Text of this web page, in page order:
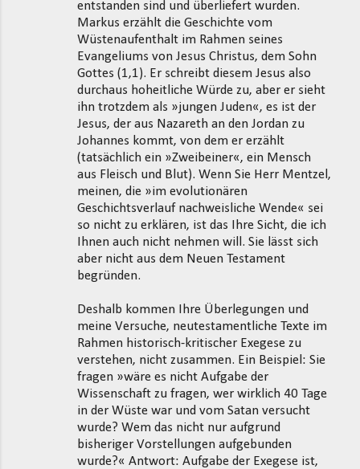
entstanden sind und überliefert wurden.
Markus erzählt die Geschichte vom
Wüstenaufenthalt im Rahmen seines
Evangeliums von Jesus Christus, dem Sohn
Gottes (1,1). Er schreibt diesem Jesus also
durchaus hoheitliche Würde zu, aber er sieht
ihn trotzdem als »jungen Juden«, es ist der
Jesus, der aus Nazareth an den Jordan zu
Johannes kommt, von dem er erzählt
(tatsächlich ein »Zweibeiner«, ein Mensch
aus Fleisch und Blut). Wenn Sie Herr Mentzel,
meinen, die »im evolutionären
Geschichtsverlauf nachweisliche Wende« sei
so nicht zu erklären, ist das Ihre Sicht, die ich
Ihnen auch nicht nehmen will. Sie lässt sich
aber nicht aus dem Neuen Testament
begründen.
Deshalb kommen Ihre Überlegungen und
meine Versuche, neutestamentliche Texte im
Rahmen historisch-kritischer Exegese zu
verstehen, nicht zusammen. Ein Beispiel: Sie
fragen »wäre es nicht Aufgabe der
Wissenschaft zu fragen, wer wirklich 40 Tage
in der Wüste war und vom Satan versucht
wurde? Wem das nicht nur aufgrund
bisheriger Vorstellungen aufgebunden
wurde?« Antwort: Aufgabe der Exegese ist,